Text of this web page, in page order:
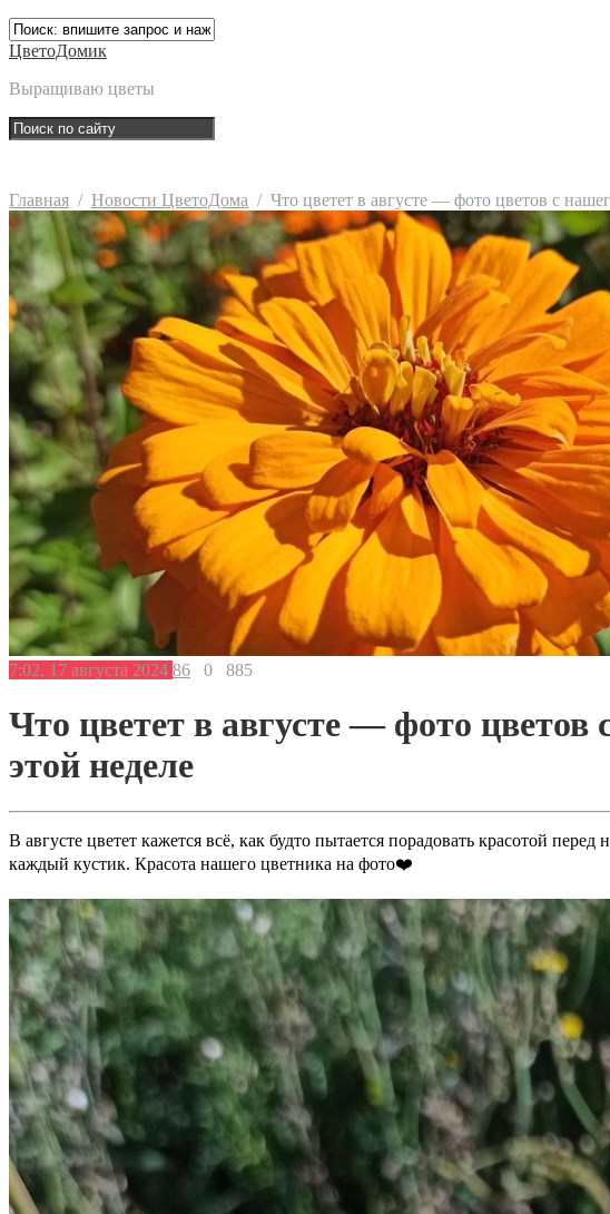
ЦветоДомик
Выращиваю цветы
Главная / Новости ЦветоДома / Что цветет в августе — фото цветов с
7:02, 17 августа 2024 86 0 885
Что цветет в августе — фото цветов
этой неделе
В августе цветет кажется всё, как будто пытается порадовать красотой
каждый кустик. Красота нашего цветника на фото❤️